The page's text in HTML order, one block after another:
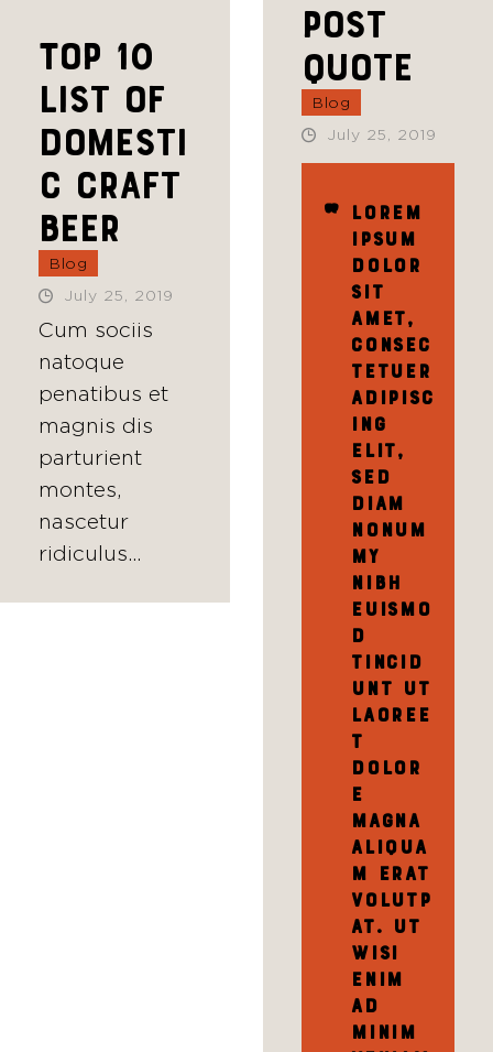
Top 10
list of
domesti
c craft
beer
Blog
July 25, 2019
Cum sociis
natoque
penatibus et
magnis dis
parturient
montes,
nascetur
ridiculus…
Post
Quote
Blog
July 25, 2019
Lorem
ipsum
dolor
sit
amet,
consec
tetuer
adipisc
ing
elit,
sed
diam
nonum
my
nibh
euismo
d
tincid
unt ut
laoree
t
dolor
e
magna
aliqua
m erat
volutp
at. Ut
wisi
enim
ad
minim